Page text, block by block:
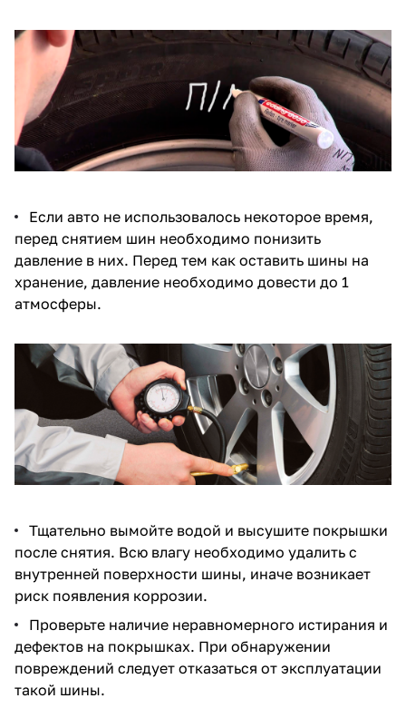
Если авто не использовалось некоторое время,
перед снятием шин необходимо понизить
давление в них. Перед тем как оставить шины на
хранение, давление необходимо довести до 1
атмосферы.
Тщательно вымойте водой и высушите покрышки
после снятия. Всю влагу необходимо удалить с
внутренней поверхности шины, иначе возникает
риск появления коррозии.
Проверьте наличие неравномерного истирания и
дефектов на покрышках. При обнаружении
повреждений следует отказаться от эксплуатации
такой шины.